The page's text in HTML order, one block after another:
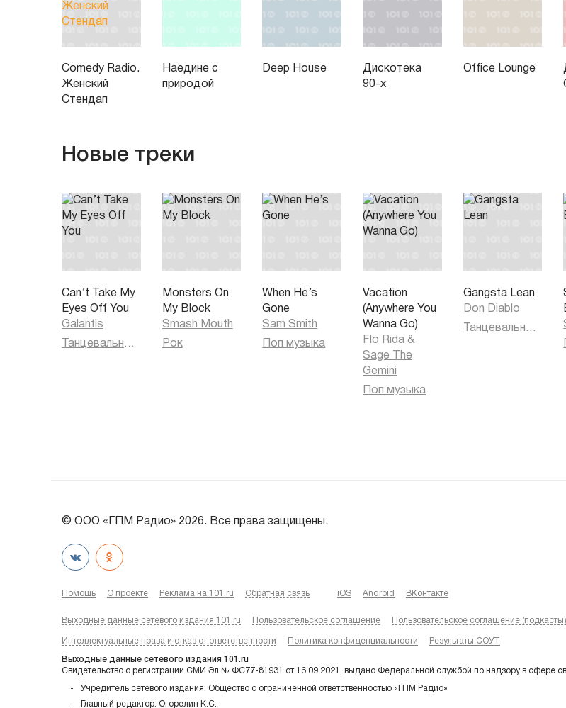
Comedy Radio.
Женский
Стендап
Наедине с
природой
Deep House
Дискотека
90-х
Office Lounge
Новые треки
Can’t Take My
Eyes Off You
Galantis
Monsters On
My Block
Smash Mouth
Рок
When He’s
Gone
Sam Smith
Поп музыка
Vacation
(Anywhere You
Wanna Go)
Flo Rida &
Sage The
Gemini
Поп музыка
Gangsta Lean
Don Diablo
© ООО «ГПМ Радио» 2026. Все права защищены.
Помощь О проекте Реклама на 101.ru Обратная связь iOS Android ВКонтакте
Выходные данные сетевого издания 101.ru Пользовательское соглашение Пользовательское соглашение (подкасты)
Интеллектуальные права и отказ от ответственности Политика конфиденциальности Результаты СОУТ
Выходные данные сетевого издания 101.ru
Свидетельство о регистрации СМИ Эл № ФС77-81931 от 16.09.2021, выдано Федеральной службой по надзору в сфере
Учредитель сетевого издания: Общество с ограниченной ответственностью «ГПМ Радио»
Главный редактор: Огорелин К.С.